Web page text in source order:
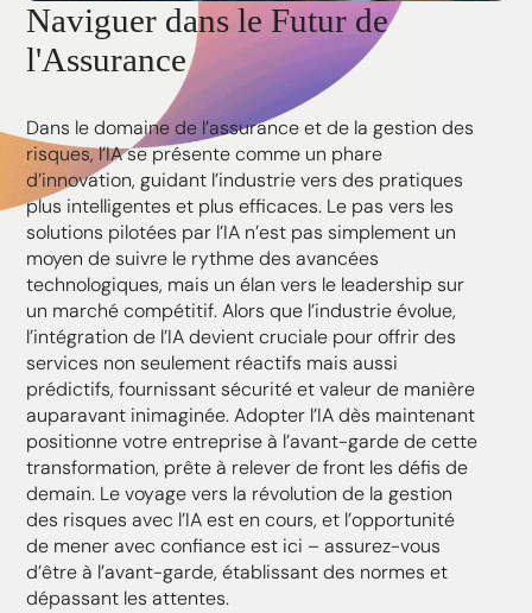
Naviguer dans le Futur de
l'Assurance
Dans le domaine de l’assurance et de la gestion des
risques, l’IA se présente comme un phare
d’innovation, guidant l’industrie vers des pratiques
plus intelligentes et plus efficaces. Le pas vers les
solutions pilotées par l’IA n’est pas simplement un
moyen de suivre le rythme des avancées
technologiques, mais un élan vers le leadership sur
un marché compétitif. Alors que l’industrie évolue,
l’intégration de l’IA devient cruciale pour offrir des
services non seulement réactifs mais aussi
prédictifs, fournissant sécurité et valeur de manière
auparavant inimaginée. Adopter l’IA dès maintenant
positionne votre entreprise à l’avant-garde de cette
transformation, prête à relever de front les défis de
demain. Le voyage vers la révolution de la gestion
des risques avec l’IA est en cours, et l’opportunité
de mener avec confiance est ici – assurez-vous
d’être à l’avant-garde, établissant des normes et
dépassant les attentes.